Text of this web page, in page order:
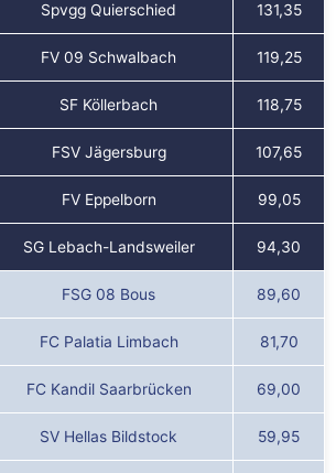
Spvgg Quierschied 131,35
FV 09 Schwalbach 119,25
SF Köllerbach 118,75
FSV Jägersburg 107,65
FV Eppelborn 99,05
SG Lebach-Landsweiler 94,30
FSG 08 Bous 89,60
FC Palatia Limbach 81,70
FC Kandil Saarbrücken 69,00
SV Hellas Bildstock 59,95